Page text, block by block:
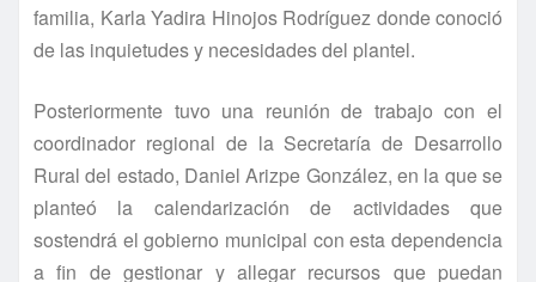
familia, Karla Yadira Hinojos Rodrí­guez donde conoció
de las inquietudes y necesidades del plantel.
Posteriormente tuvo una reunión de trabajo con el
coordinador regional de la Secretarí­a de Desarrollo
Rural del estado, Daniel Arizpe González, en la que se
planteó la calendarización de actividades que
sostendrá el gobierno municipal con esta dependencia
a fin de gestionar y allegar recursos que puedan